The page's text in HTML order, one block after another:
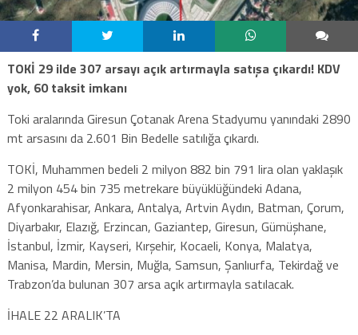
TOKİ 29 ilde 307 arsayı açık artırmayla satışa çıkardı! KDV
yok, 60 taksit imkanı
Toki aralarında Giresun Çotanak Arena Stadyumu yanındaki 2890
mt arsasını da 2.601 Bin Bedelle satılığa çıkardı.
TOKİ, Muhammen bedeli 2 milyon 882 bin 791 lira olan yaklaşık
2 milyon 454 bin 735 metrekare büyüklüğündeki Adana,
Afyonkarahisar, Ankara, Antalya, Artvin Aydın, Batman, Çorum,
Diyarbakır, Elazığ, Erzincan, Gaziantep, Giresun, Gümüşhane,
İstanbul, İzmir, Kayseri, Kırşehir, Kocaeli, Konya, Malatya,
Manisa, Mardin, Mersin, Muğla, Samsun, Şanlıurfa, Tekirdağ ve
Trabzon’da bulunan 307 arsa açık artırmayla satılacak.
İHALE 22 ARALIK’TA